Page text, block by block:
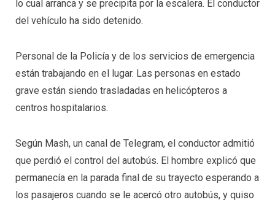
lo cual arranca y se precipita por la escalera. El conductor
del vehículo ha sido detenido.
Personal de la Policía y de los servicios de emergencia
están trabajando en el lugar. Las personas en estado
grave están siendo trasladadas en helicópteros a
centros hospitalarios.
Según Mash, un canal de Telegram, el conductor admitió
que perdió el control del autobús. El hombre explicó que
permanecía en la parada final de su trayecto esperando a
los pasajeros cuando se le acercó otro autobús, y quiso